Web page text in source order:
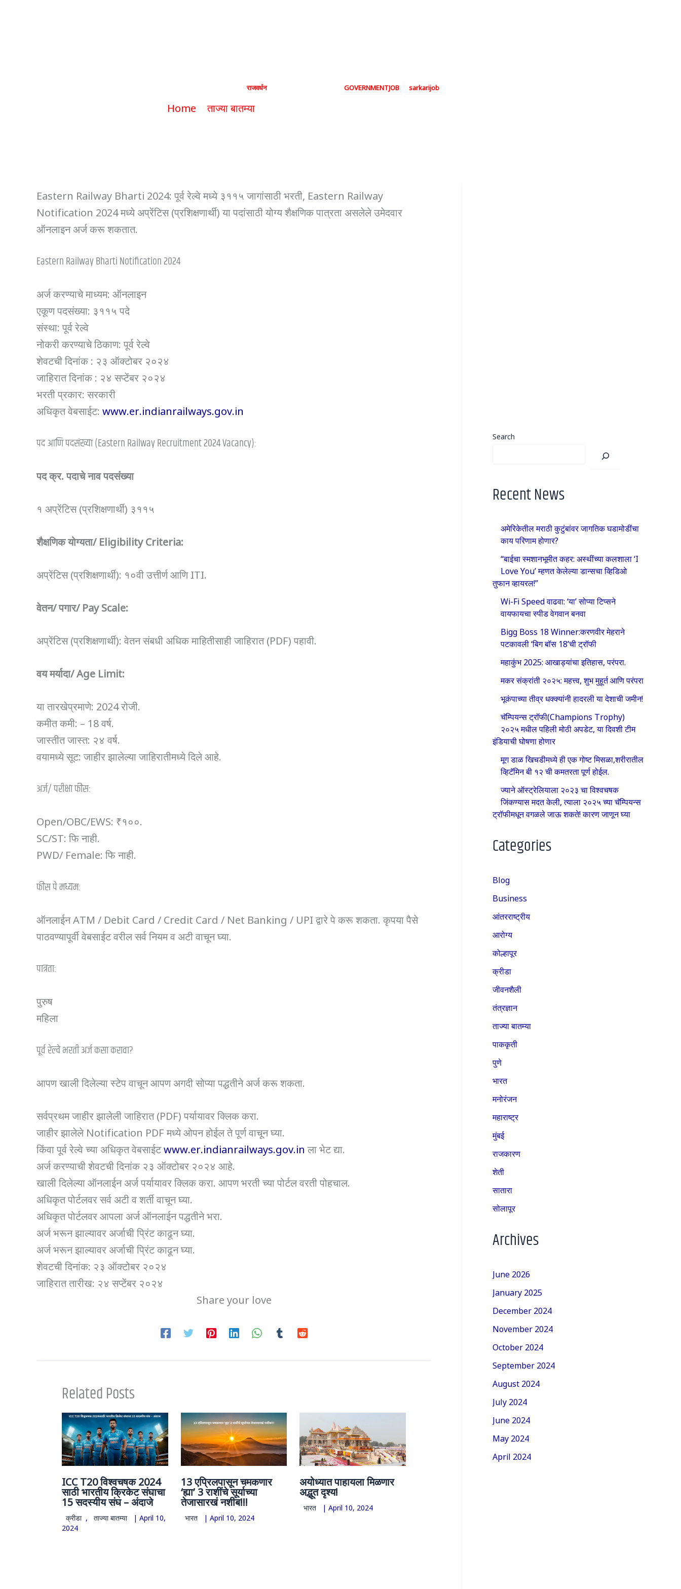
Byराजवर्धन GOVERNMENTJOB sarkarijob
Home ताज्या बातम्या
Eastern Railway Bharti 2024: पूर्व रेल्वे मध्ये ३११५ जागांसाठी भरती, Eastern Railway
Notification 2024 मध्ये अप्रेंटिस (प्रशिक्षणार्थी) या पदांसाठी योग्य शैक्षणिक पात्रता असलेले उमेदवार
ऑनलाइन अर्ज करू शकतात.
Eastern Railway Bharti Notification 2024
अर्ज करण्याचे माध्यम: ऑनलाइन
एकूण पदसंख्या: ३११५ पदे
संस्था: पूर्व रेल्वे
नोकरी करण्याचे ठिकाण: पूर्व रेल्वे
शेवटची दिनांक : २३ ऑक्टोबर २०२४
जाहिरात दिनांक : २४ सप्टेंबर २०२४
भरती प्रकार: सरकारी
अधिकृत वेबसाईट: www.er.indianrailways.gov.in
पद आणि पदसंख्या (Eastern Railway Recruitment 2024 Vacancy):
पद क्र. पदाचे नाव पदसंख्या
१ अप्रेंटिस (प्रशिक्षणार्थी) ३११५
शैक्षणिक योग्यता/ Eligibility Criteria:
अप्रेंटिस (प्रशिक्षणार्थी): १०वी उत्तीर्ण आणि ITI.
वेतन/ पगार/ Pay Scale:
अप्रेंटिस (प्रशिक्षणार्थी): वेतन संबधी अधिक माहितीसाही जाहिरात (PDF) पहावी.
वय मर्यादा/ Age Limit:
या तारखेप्रमाणे: 2024 रोजी.
कमीत कमी: – 18 वर्ष.
जास्तीत जास्त: २४ वर्ष.
वयामध्ये सूट: जाहीर झालेल्या जाहिरातीमध्ये दिले आहे.
अर्ज/ परीक्षा फीस:
Open/OBC/EWS: ₹१००.
SC/ST: फि नाही.
PWD/ Female: फि नाही.
फीस पे मध्यम:
ऑनलाईन ATM / Debit Card / Credit Card / Net Banking / UPI द्वारे पे करू शकता. कृपया पैसे
पाठवण्यापूर्वी वेबसाईट वरील सर्व नियम व अटी वाचून घ्या.
पात्रता:
पुरुष
महिला
पूर्व रेल्वे भरती अर्ज कसा करावा?
आपण खाली दिलेल्या स्टेप वाचून आपण अगदी सोप्या पद्धतीने अर्ज करू शकता.
सर्वप्रथम जाहीर झालेली जाहिरात (PDF) पर्यायावर क्लिक करा.
जाहीर झालेले Notification PDF मध्ये ओपन होईल ते पूर्ण वाचून घ्या.
किंवा पूर्व रेल्वे च्या अधिकृत वेबसाईटwww.er.indianrailways.gov.in ला भेट द्या.
अर्ज करण्याची शेवटची दिनांक २३ ऑक्टोबर २०२४ आहे.
खाली दिलेल्या ऑनलाईन अर्ज पर्यायावर क्लिक करा. आपण भरती च्या पोर्टल वरती पोहचाल.
अधिकृत पोर्टलवर सर्व अटी व शर्ती वाचून घ्या.
अधिकृत पोर्टलवर आपला अर्ज ऑनलाईन पद्धतीने भरा.
अर्ज भरून झाल्यावर अर्जाची प्रिंट काढून घ्या.
अर्ज भरून झाल्यावर अर्जाची प्रिंट काढून घ्या.
शेवटची दिनांक: २३ ऑक्टोबर २०२४
जाहिरात तारीख: २४ सप्टेंबर २०२४
Share your love
Related Posts
ICC T20 विश्वचषक 2024
साठी भारतीय क्रिकेट संघाचा
15 सदस्यीय संघ – अंदाजे
क्रीडा , ताज्या बातम्या | April 10,
2024
13 एप्रिलपासून चमकणार
‘ह्या’ 3 राशींचे सूर्याच्या
तेजासारखं नशीब!!!
भारत | April 10, 2024
अयोध्यात पाहायला मिळणार
अद्भूत दृश्य!
भारत |April 10, 2024
Search
Recent News
अमेरिकेतील मराठी कुटुंबांवर जागतिक घडामोडींचा
काय परिणाम होणार?
“बाईचा स्मशानभूमीत कहर: अस्थींच्या कलशाला ‘I
Love You’ म्हणत केलेल्या डान्सचा व्हिडिओ
तुफान व्हायरल!”
Wi-Fi Speed वाढवा: ‘या’ सोप्या टिप्सने
वायफायचा स्पीड वेगवान बनवा
Bigg Boss 18 Winner:करणवीर मेहराने
पटकावली ‘बिग बॉस 18’ची ट्रॉफी
महाकुंभ 2025: आखाड्यांचा इतिहास, परंपरा.
मकर संक्रांती २०२५: महत्त्व, शुभ मुहूर्त आणि परंपरा
भूकंपाच्या तीव्र धक्क्यांनी हादरली या देशाची जमीन!
चॅम्पियन्स ट्रॉफी(Champions Trophy)
२०२५ मधील पहिली मोठी अपडेट, या दिवशी टीम
इंडियाची घोषणा होणार
मूग डाळ खिचडीमध्ये ही एक गोष्ट मिसळा,शरीरातील
व्हिटॅमिन बी १२ ची कमतरता पूर्ण होईल.
ज्याने ऑस्ट्रेलियाला २०२३ चा विश्वचषक
जिंकण्यास मदत केली, त्याला २०२५ च्या चॅम्पियन्स
ट्रॉफीमधून वगळले जाऊ शकते! कारण जाणून घ्या
Categories
Blog
Business
आंतरराष्ट्रीय
आरोग्य
कोल्हापूर
क्रीडा
जीवनशैली
तंत्रज्ञान
ताज्या बातम्या
पाककृती
पुणे
भारत
मनोरंजन
महाराष्ट्र
मुंबई
राजकारण
शेती
सातारा
सोलापूर
Archives
June 2026
January 2025
December 2024
November 2024
October 2024
September 2024
August 2024
July 2024
June 2024
May 2024
April 2024